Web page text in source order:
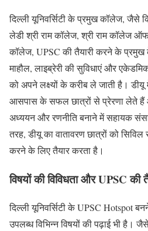
दिल्ली यूनिवर्सिटी के प्रमुख कॉलेज, जैसे
लेडी श्री राम कॉलेज, श्री राम कॉलेज
कॉलेज, UPSC की तैयारी करने के प्रमुख
माहौल, लाइब्रेरी की सुविधाएं और
को अपने लक्ष्यों के करीब ले जाती है।
आसपास के सफल छात्रों से प्रेरणा लेते हैं
अध्ययन और रणनीति बनाने में सहायक
तरह, डीयू का वातावरण छात्रों को सिविल
करने के लिए तैयार करता है।
विषयों की विविधता और UPSC की
दिल्ली यूनिवर्सिटी के UPSC Hotspot
उपलब्ध विभिन्न विषयों की पढ़ाई भी है।